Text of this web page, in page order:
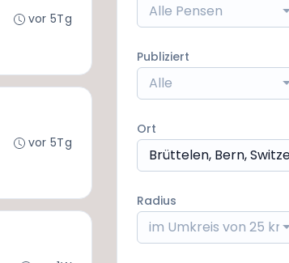
vor 5Tg
vor 5Tg
Alle Pensen
Publiziert
Alle
Ort
Radius
im Umkreis von 25 km